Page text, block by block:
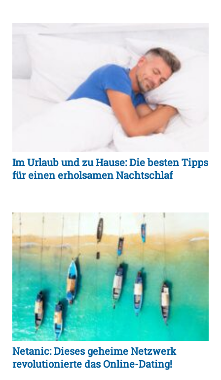
Im Urlaub und zu Hause: Die besten Tipps
für einen erholsamen Nachtschlaf
Netanic: Dieses geheime Netzwerk
revolutionierte das Online-Dating!